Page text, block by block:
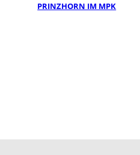
PRINZHORN IM MPK